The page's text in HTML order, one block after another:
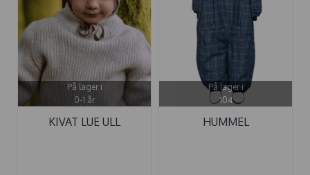
På lager i
0-1 år
KIVAT LUE ULL
På lager i
104
HUMMEL